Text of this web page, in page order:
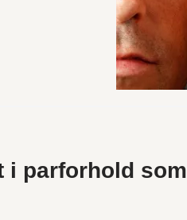
i parforhold som